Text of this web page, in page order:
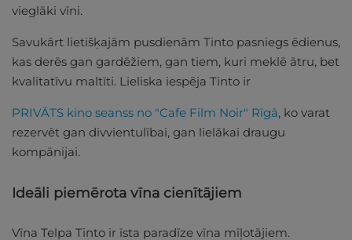
vieglāki vīni.
Savukārt lietišķajām pusdienām Tinto pasniegs ēdienus,
kas derēs gan gardēžiem, gan tiem, kuri meklē ātru, bet
kvalitatīvu maltīti. Lieliska iespēja Tinto ir
PRIVĀTS kino seanss no "Cafe Film Noir" Rīgā, ko varat
rezervēt gan divvientulībai, gan lielākai draugu
kompānijai.
Ideāli piemērota vīna cienītājiem
Vīna Telpa Tinto ir īsta paradīze vīna mīļotājiem.